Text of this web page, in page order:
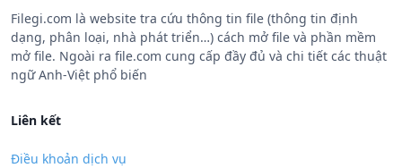
Filegi.com là website tra cứu thông tin file (thông tin định
dạng, phân loại, nhà phát triển…) cách mở file và phần mềm
mở file. Ngoài ra file.com cung cấp đầy đủ và chi tiết các thuật
ngữ Anh-Việt phổ biến
Liên kết
Điều khoản dịch vụ